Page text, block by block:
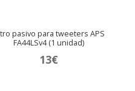
pasivo para tweeters APS
FA44LSv4 (1 unidad)
13€